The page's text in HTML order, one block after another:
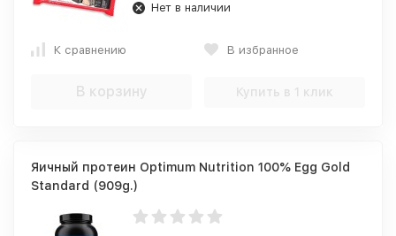
Нет в наличии
К сравнению В избранное
В корзину Купить в 1 клик
Яичный протеин Optimum Nutrition 100% Egg Gold
Standard (909g.)